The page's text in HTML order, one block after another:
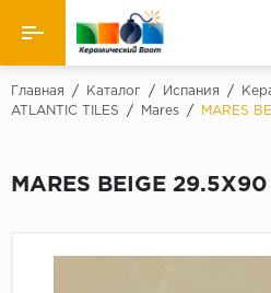
Назад
Керамическая плитка
Главная / Каталог / Испания /
ATLANTIC TILES
/ Mares / MARES
MARES BEIGE 29.5X90